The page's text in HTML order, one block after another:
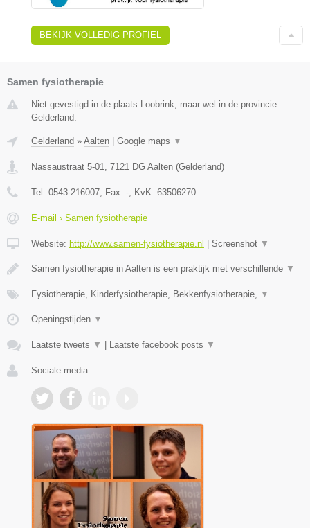
BEKIJK VOLLEDIG PROFIEL
Samen fysiotherapie
Niet gevestigd in de plaats Loobrink, maar wel in de provincie
Gelderland.
Gelderland » Aalten Google maps ▼
Nassaustraat 5-01 7121 DG Aalten (Gelderland)
Tel: 0543-216007 , Fax: - , KvK: 63506270
E-mail › Samen fysiotherapie
Website: http://www.samen-fysiotherapie.nl Screenshot ▼
Samen fysiotherapie in Aalten is een praktijk met verschillende ▼
Fysiotherapie, Kinderfysiotherapie, Bekkenfysiotherapie, ▼
Openingstijden ▼
Laatste tweets ▼ Laatste facebook posts ▼
Sociale media: